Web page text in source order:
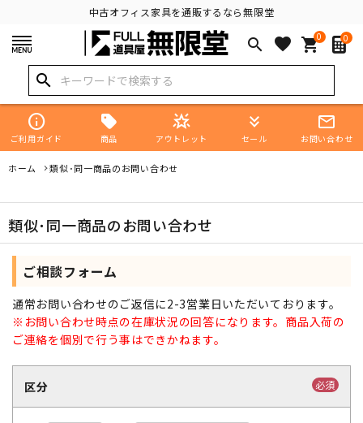
中古オフィス家具を通販するなら無限堂
search favorite 0
shopping_cart 0
search
info
ご利用ガイド 商品
star_shine
アウトレット
keyboard_double_arrow_down
セール
mail_outline
お問い合わせ
ホーム 類似･同一商品のお問い合わせ
類似･同一商品のお問い合わせ
ご相談フォーム
通常お問い合わせのご返信に2-3営業日いただいております。
※お問い合わせ時点の在庫状況の回答になります。商品入荷の
ご連絡を個別で行う事はできかねます。
区分 必須